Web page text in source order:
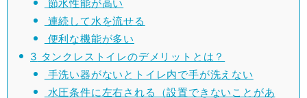
節水性能が高い
連続して水を流せる
便利な機能が多い
3 タンクレストイレのデメリットとは？
手洗い器がないとトイレ内で手が洗えない
水圧条件に左右される（設置できないことがあ